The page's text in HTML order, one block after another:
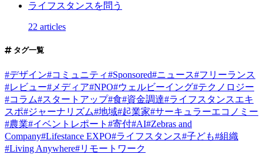
ライフスタンスを問う
22 articles
タグ一覧
#デザイン#コミュニティ#Sponsored#ニュース#フリーランス
#レビュー# メディア#NPO#ウェルビーイング#テクノロジー
#コラム#スタートアップ#食#資金調達#ライフスタンスエキ
スポ#ジャーナリズム#地域#起業家#サーキュラーエコノミー
#農業#イベントレポート #寄付#AI#Zebras and
Company#Lifestance EXPO#ライフスタンス#子ども#組織
#Living Anywhere#リモートワーク